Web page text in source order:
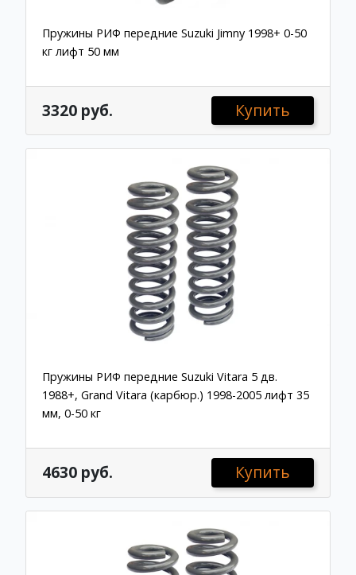
Пружины РИФ передние Suzuki Jimny 1998+ 0-50
кг лифт 50 мм
3320 руб. Купить
Пружины РИФ передние Suzuki Vitara 5 дв.
1988+, Grand Vitara (карбюр.) 1998-2005 лифт 35
мм, 0-50 кг
4630 руб. Купить